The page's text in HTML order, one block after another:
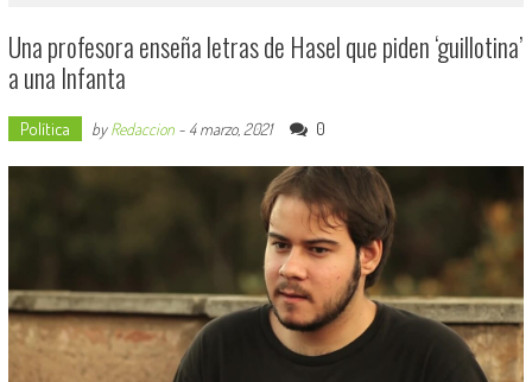
Una profesora enseña letras de Hasel que piden ‘guillotina’
a una Infanta
Política byRedaccion- 4 marzo, 2021 0